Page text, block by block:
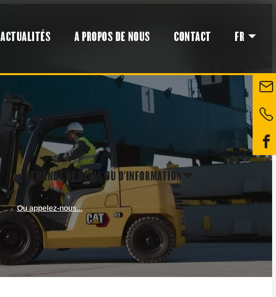
ACTUALITÉS A PROPOS DE NOUS CONTACT FR
DEMANDE DE DEVIS OU D'INFORMATION
Ou appelez-nous...